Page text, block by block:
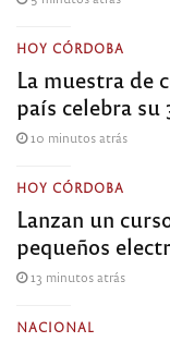
HOY CÓRDOBA
La muestra de
país celebra su
10 minutos atrás
HOY CÓRDOBA
Lanzan un
pequeños
13 minutos atrás
NACIONAL